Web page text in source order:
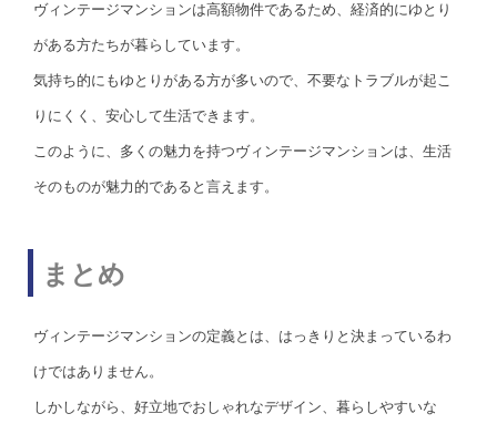
ヴィンテージマンションは高額物件であるため、経済的にゆとり
がある方たちが暮らしています。
気持ち的にもゆとりがある方が多いので、不要なトラブルが起こ
りにくく、安心して生活できます。
このように、多くの魅力を持つヴィンテージマンションは、生活
そのものが魅力的であると言えます。
まとめ
ヴィンテージマンションの定義とは、はっきりと決まっているわ
けではありません。
しかしながら、好立地でおしゃれなデザイン、暮らしやすいな